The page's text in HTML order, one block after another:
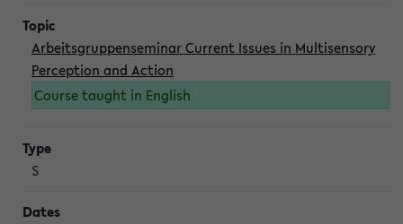
Arbeitsgruppenseminar Current Issues in Multisensory
Perception and Action
Course taught in English
S